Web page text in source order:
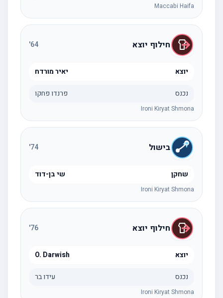
Maccabi Haifa
חילוף יוצא 64
'
יוצא יאיר מורדח
נכנס פרנדו פחקו
Ironi Kiryat Shmona
בישול 74
'
שחקן שי בן-דוד
Ironi Kiryat Shmona
חילוף יוצא 76
'
יוצא O. Darwish
נכנס עידו בר
Ironi Kiryat Shmona